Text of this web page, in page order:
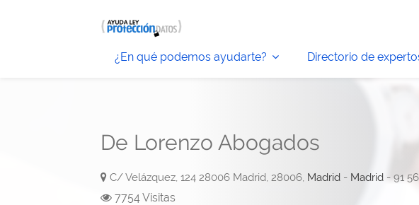
¿En qué podemos ayudarte? Directorio de
De Lorenzo Abogados
C/ Velázquez, 124 28006 Madrid, 28006, Madrid - Madrid - 91
7754 Visitas